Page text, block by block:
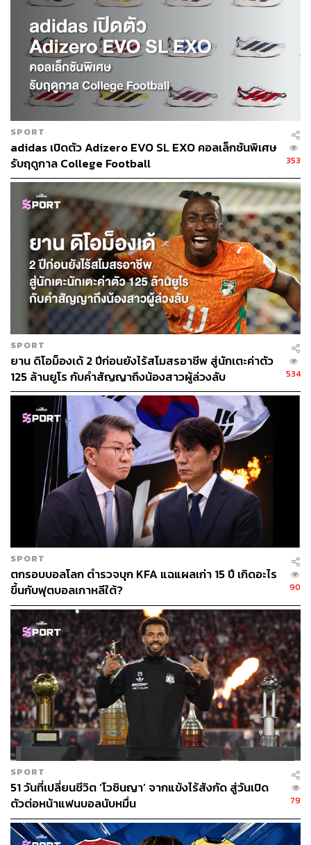
SPORT
adidas เปิดตัว Adizero EVO SL EXO คอลเล็กชันพิเศษ
รับฤดูกาล College Football
353
SPORT
ยาน ดิโอม็องเด้ 2 ปีก่อนยังไร้สโมสรอาชีพ สู่นักเตะค่าตัว
125 ล้านยูโร กับคำสัญญาถึงน้องสาวผู้ล่วงลับ
534
SPORT
ตกรอบบอลโลก ตำรวจบุก KFA แฉแผลเก่า 15 ปี เกิดอะไร
ขึ้นกับฟุตบอลเกาหลีใต้?
90
SPORT
51 วันที่เปลี่ยนชีวิต ‘โวซินญา’ จากแข้งไร้สังกัด สู่วันเปิด
ตัวต่อหน้าแฟนบอลนับหมื่น
79